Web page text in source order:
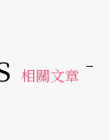
爲表演區，
衆仰視表
俯角看舞
相關文章